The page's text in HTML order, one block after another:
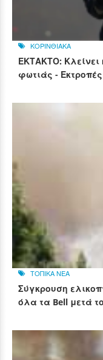
ΚΟΡΙΝΘΙΑΚΑ
ΕΚΤΑΚΤΟ:
φωτιάς -
ΤΟΠΙΚΑ ΝΕΑ
Σύγκρουση
όλα τα Bell μετά